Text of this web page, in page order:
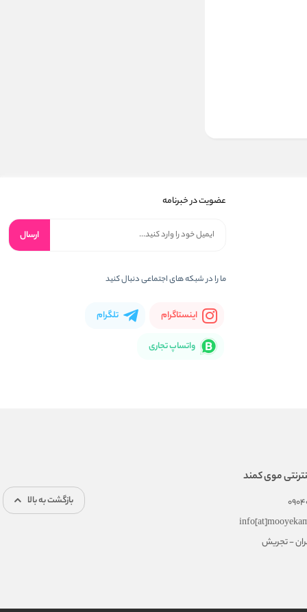
عضویت در خبرنامه
ارسال
ما را در شبکه های اجتماعی دنبال کنید
اینستاگرام تلگرام
واتساپ تجاری
موی کمند
- تجریش
بازگشت به بالا